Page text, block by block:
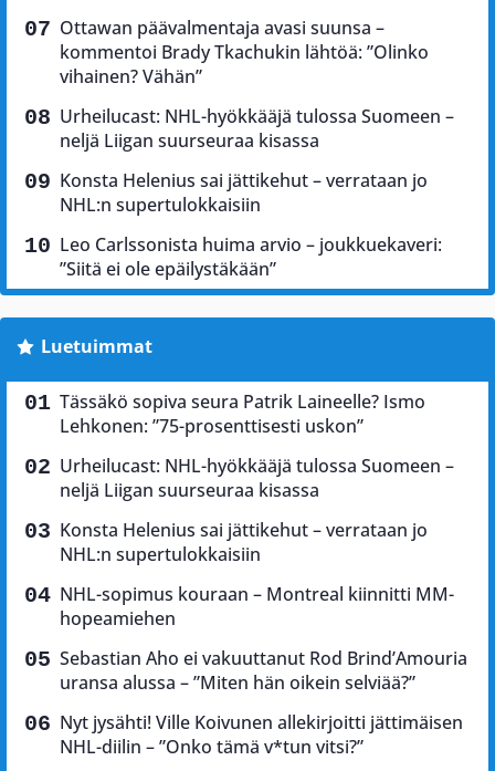
Ottawan päävalmentaja avasi suunsa –
kommentoi Brady Tkachukin lähtöä: ”Olinko
vihainen? Vähän”
Urheilucast: NHL-hyökkääjä tulossa Suomeen –
neljä Liigan suurseuraa kisassa
Konsta Helenius sai jättikehut – verrataan jo
NHL:n supertulokkaisiin
Leo Carlssonista huima arvio – joukkuekaveri:
”Siitä ei ole epäilystäkään”
Luetuimmat
Tässäkö sopiva seura Patrik Laineelle? Ismo
Lehkonen: ”75-prosenttisesti uskon”
Urheilucast: NHL-hyökkääjä tulossa Suomeen –
neljä Liigan suurseuraa kisassa
Konsta Helenius sai jättikehut – verrataan jo
NHL:n supertulokkaisiin
NHL-sopimus kouraan – Montreal kiinnitti MM-
hopeamiehen
Sebastian Aho ei vakuuttanut Rod Brind’Amouria
uransa alussa – ”Miten hän oikein selviää?”
Nyt jysähti! Ville Koivunen allekirjoitti jättimäisen
NHL-diilin – ”Onko tämä v*tun vitsi?”